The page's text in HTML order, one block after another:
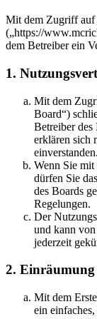
Mit dem Zugriff
(„https://
dem Betreiber ein
1.
Mit dem
Board“)
Betreiber des
erklären sich
einverstanden.
Wenn Sie mit
dürfen Sie
des Boards
Regelungen.
Der
und kann
jederzeit
2. Einräumung
Mit dem
ein